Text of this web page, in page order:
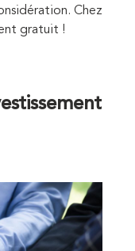
Chez
gratuit !